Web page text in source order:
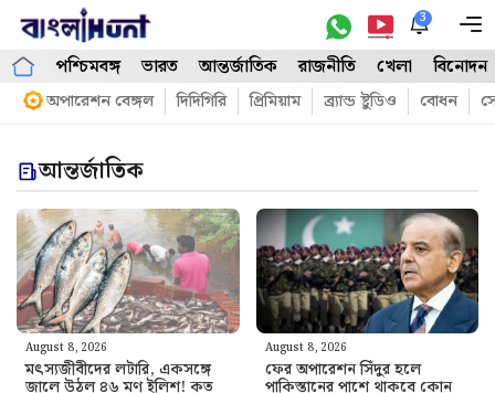
Skip
content
3
পশ্চিমবঙ্গ ভারত আন্তর্জাতিক রাজনীতি খেলা বিনোদন
অপারেশন বেঙ্গল দিদিগিরি প্রিমিয়াম ব্র্যান্ড ষ্টুডিও বোধন
আন্তর্জাতিক
August 8, 2026
মৎস্যজীবীদের লটারি, একসঙ্গে
জালে উঠল ৪৬ মণ ইলিশ! কত
August 8, 2026
ফের অপারেশন সিঁদুর হলে
পাকিস্তানের পাশে থাকবে কোন